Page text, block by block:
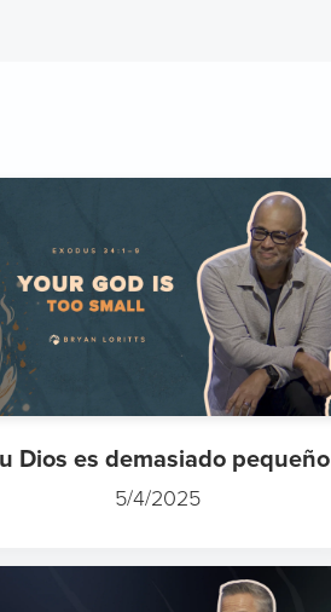
Dios es demasiado pequeño
5/4/2025